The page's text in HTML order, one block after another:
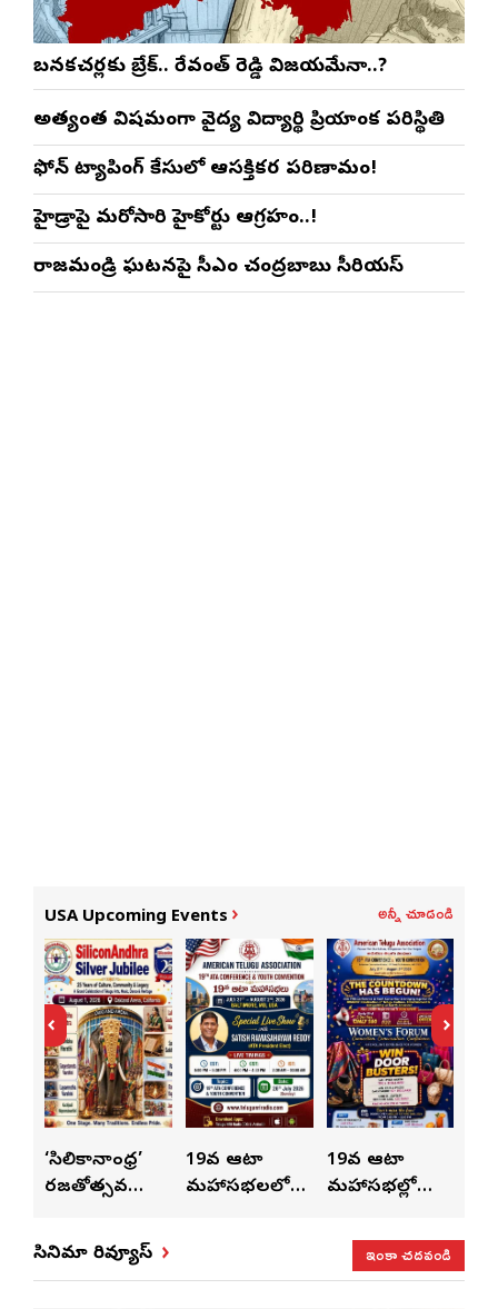
బనకచర్లకు బ్రేక్.. రేవంత్ రెడ్డి విజయమేనా..?
అత్యంత విషమంగా వైద్య విద్యార్థిని ప్రియాంక పరిస్థితి
ఫోన్ ట్యాపింగ్ కేసులో ఆసక్తికర పరిణామం!
హైడ్రాపై మరోసారి హైకోర్టు ఆగ్రహం..!
రాజమండ్రి ఘటనపై సీఎం చంద్రబాబు సీరియస్
USA Upcoming Events అన్నీ చూడండి
‘సిలికానాంధ్ర’
రజతోత్సవ
కుంభ హారతి
19వ ఆటా
మహాసభలలో
19వ ఆటా
మహాసభల్లో
ప్రత్యేకంగా
‘ఉమెన్స్ ఫోరమ్’
సినిమా రివ్యూస్ ఇంకా చదవండి